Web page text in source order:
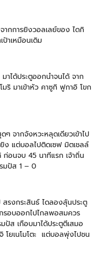
ากการยิงวอลเลย์ของ ไดกิ
ป้าเหมือนเดิม
าได้ประตูออกนำจนได้ จาก
ริ มาเข้าหัว คาซูกิ ฟูกาอิ โขก
ๆ จากจังหวะหลุดเดียวเข้าไป
ง แต่บอลไปติดเซฟ มิตเชลล์
ก่อนจบ 45 นาทีแรก เจ้าถิ่น
มปัส 1 – 0
สรงกระสินธ์ ไดลองลุ้นประตู
อบออกไปไกลพอสมควร
ส เกือบมาได้ประตูตีเสมอ
โยเนโมโตะ แต่บอลพุ่งไปชน